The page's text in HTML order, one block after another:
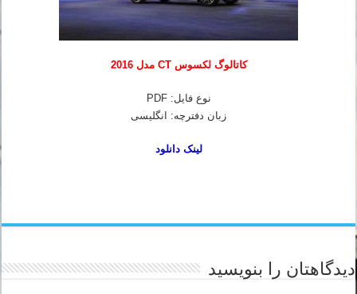
کاتالوگ لکسوس CT مدل 2016
نوع فایل: PDF
زبان دفترچه: انگلیسی
لینک دانلود
دیدگاهتان را بنویسید